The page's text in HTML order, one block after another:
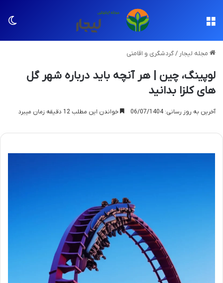
مجله لیجار /گردشگری و اقامتی
لوپینگ، چین | هر آنچه باید درباره شهر گل
های کلزا بدانید
آخرین به روز رسانی: 06/07/1404 خواندن این مطلب 12 دقیقه زمان میبرد